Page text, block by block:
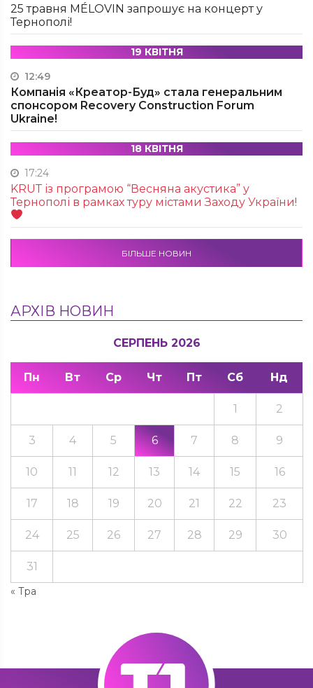
25 травня MÉLOVIN запрошує на концерт у
Тернополі!
19 КВІТНЯ
12:49
Компанія «Креатор-Буд» стала генеральним
спонсором Recovery Construction Forum
Ukraine!
18 КВІТНЯ
17:24
KRUТ із програмою “Весняна акустика” у
Тернополі в рамках туру містами Заходу України!
БІЛЬШЕ НОВИН
АРХІВ НОВИН
СЕРПЕНЬ 2026
Пн Вт Ср Чт Пт Сб Нд
« Тра
1 2
3 4 5 6 7 8 9
10 11 12 13 14 15 16
17 18 19 20 21 22 23
24 25 26 27 28 29 30
31